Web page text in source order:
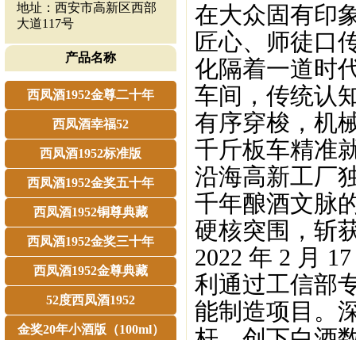
地址：西安市高新区西部
大道117号
产品名称
西凤酒1952金尊二十年
西凤酒幸福52
西凤酒1952标准版
西凤酒1952金奖五十年
西凤酒1952铜尊典藏
西凤酒1952金奖三十年
西凤酒1952金尊典藏
52度西凤酒1952
金奖20年小酒版（100ml）
在大众固有印
匠心、师徒口
化隔着一道时
车间，传统认
有序穿梭，机
千斤板车精准
沿海高新工厂
千年酿酒文脉
硬核突围，斩
2022 年 2 月
利通过工信部
能制造项目。